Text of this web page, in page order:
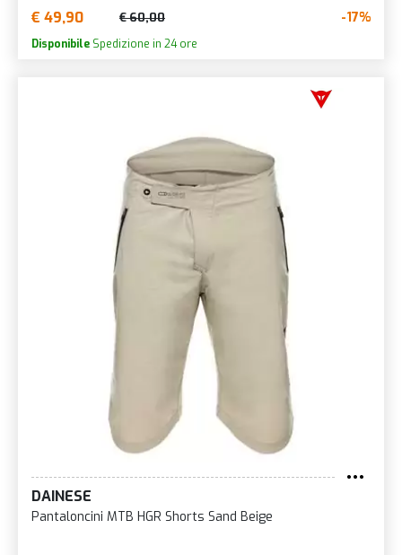
€ 49,90 € 60,00 -17%
Disponibile Spedizione in 24 ore
DAINESE
Pantaloncini MTB HGR Shorts Sand Beige